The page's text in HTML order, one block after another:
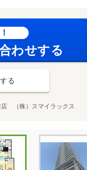
わせする
る
店 （株）スマイラックス